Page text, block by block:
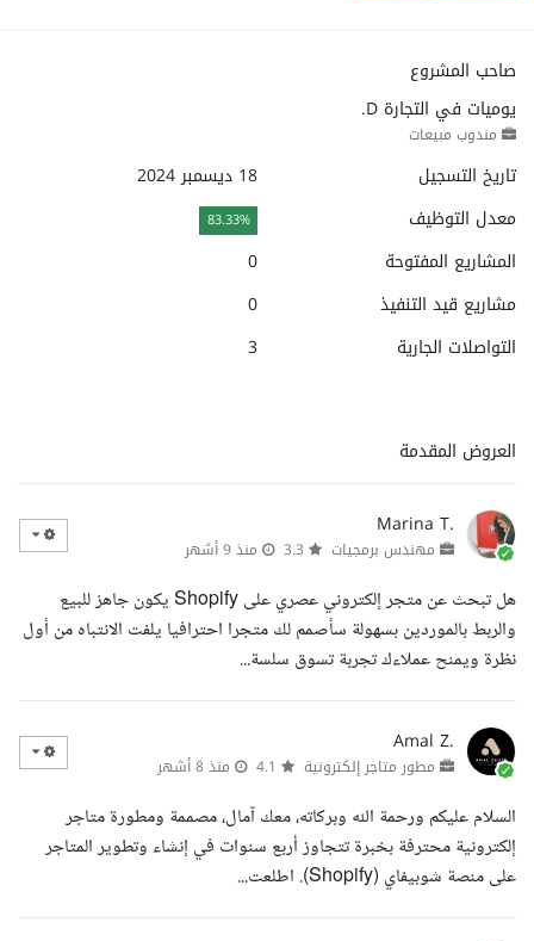
صاحب المشروع
يوميات في التجارة D.
مندوب مبيعات
تاريخ التسجيل
18 ديسمبر 2024
معدل التوظيف
83.33%
المشاريع المفتوحة
0
مشاريع قيد التنفيذ
0
التواصلات الجارية
3
العروض المقدمة
Marina T.
مهندس برمجيات منذ 9 أشهر
هل تبحث عن متجر إلكتروني عصري على Shopify يكون جاهز للبيع
والربط بالموردين بسهولة سأصمم لك متجرا احترافيا يلفت الانتباه من أول
نظرة ويمنح عملاءك تجربة تسوق سلسة...
Amal Z.
مطور متاجر إلكترونية منذ 8 أشهر
السلام عليكم ورحمة الله وبركاته، معك آمال، مصممة ومطورة متاجر
إلكترونية محترفة بخبرة تتجاوز أربع سنوات في إنشاء وتطوير المتاجر
على منصة شوبيفاي (Shopify). اطلعت...